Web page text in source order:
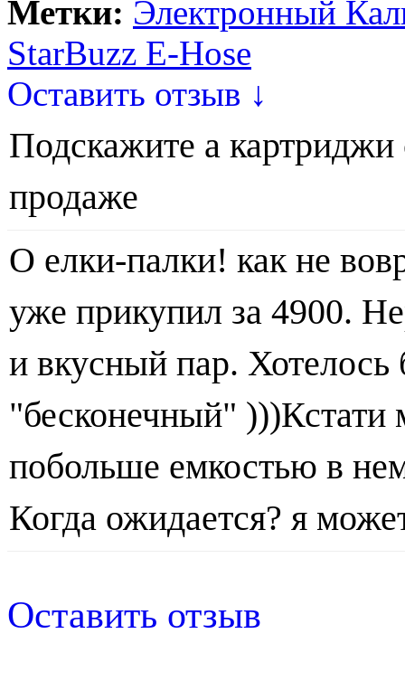
Метки: Электронный
StarBuzz E-Hose
Оставить отзыв ↓
Подскажите а
продаже
О елки-палки! как не
уже прикупил за 4900.
и вкусный пар. Хотелось
"бесконечный" )))Кстати
побольше емкостью в
Когда ожидается? я
Оставить отзыв